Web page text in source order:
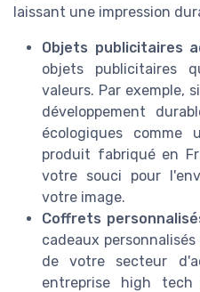
laissant une impression
Objets publicitaires
objets publicitaires
valeurs. Par exemple,
développement
écologiques
produit fabriqué en
votre souci pour
votre image.
Coffrets
cadeaux
de votre secteur
entreprise high